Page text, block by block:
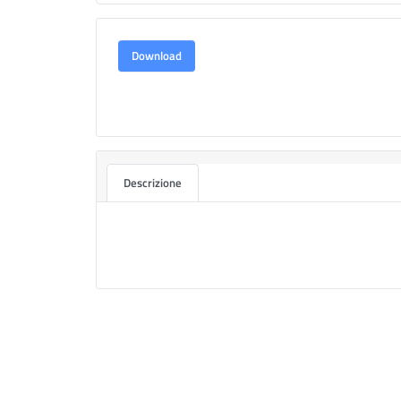
Download
Descrizione